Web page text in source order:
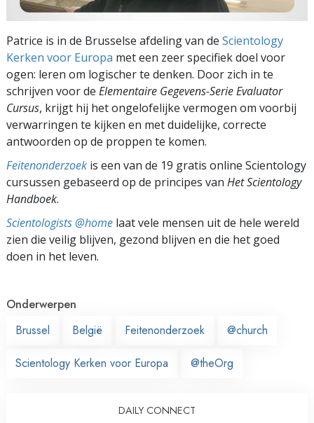
Patrice is in de Brusselse afdeling van de Scientology
Kerken voor Europa met een zeer specifiek doel voor
ogen: leren om logischer te denken. Door zich in te
schrijven voor de Elementaire Gegevens-Serie Evaluator
Cursus, krijgt hij het ongelofelijke vermogen om voorbij
verwarringen te kijken en met duidelijke, correcte
antwoorden op de proppen te komen.
Feitenonderzoek is een van de 19 gratis online Scientology
cursussen gebaseerd op de principes van Het Scientology
Handboek.
Scientologists @home laat vele mensen uit de hele wereld
zien die veilig blijven, gezond blijven en die het goed
doen in het leven.
Onderwerpen
Brussel
België Feitenonderzoek @church
Scientology Kerken voor Europa @theOrg
DAILY CONNECT